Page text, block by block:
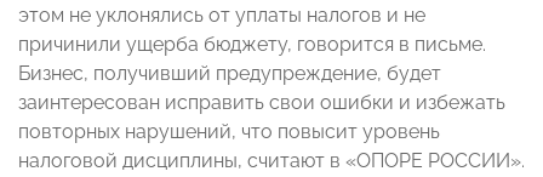
этом не уклонялись от уплаты налогов и не
причинили ущерба бюджету, говорится в письме.
Бизнес, получивший предупреждение, будет
заинтересован исправить свои ошибки и избежать
повторных нарушений, что повысит уровень
налоговой дисциплины, считают в «ОПОРЕ РОССИИ».